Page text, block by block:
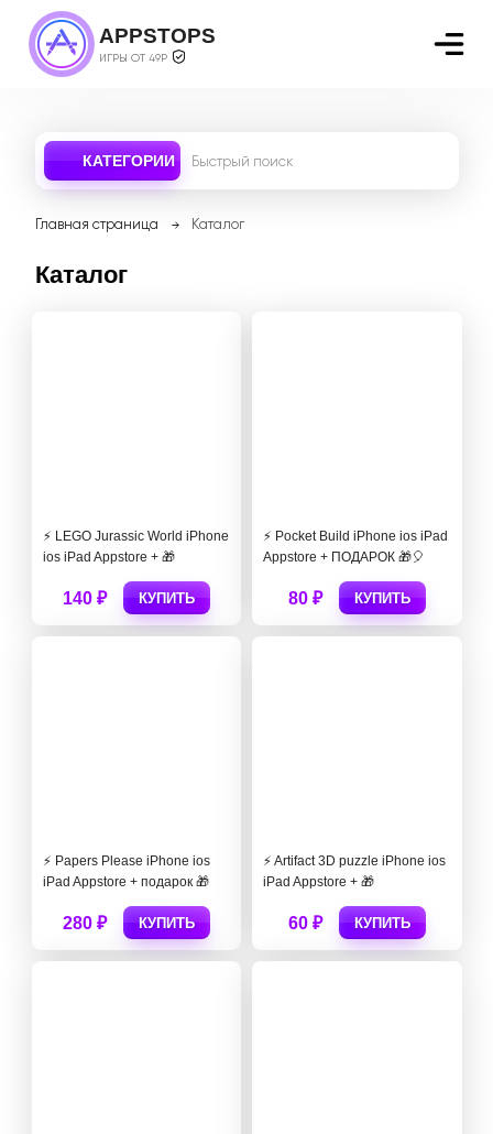
APPSTOPS
ИГРЫ ОТ 49Р
КАТЕГОРИИ
Главная страница Каталог
Каталог
⚡️ LEGO Jurassic World iPhone
ios iPad Appstore + 🎁
140 ₽ КУПИТЬ
⚡️ Pocket Build iPhone ios iPad
Appstore + ПОДАРОК 🎁🎈
80 ₽ КУПИТЬ
⚡️ Papers Please iPhone ios
iPad Appstore + подарок 🎁
280 ₽ КУПИТЬ
⚡️ Artifact 3D puzzle iPhone ios
iPad Appstore + 🎁
60 ₽ КУПИТЬ